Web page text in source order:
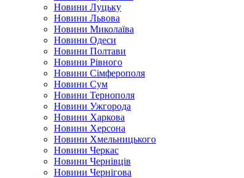
Новини Луцьку
Новини Львова
Новини Миколаїва
Новини Одеси
Новини Полтави
Новини Рівного
Новини Сімферополя
Новини Сум
Новини Тернополя
Новини Ужгорода
Новини Харкова
Новини Херсона
Новини Хмельницького
Новини Черкас
Новини Чернівців
Новини Чернігова